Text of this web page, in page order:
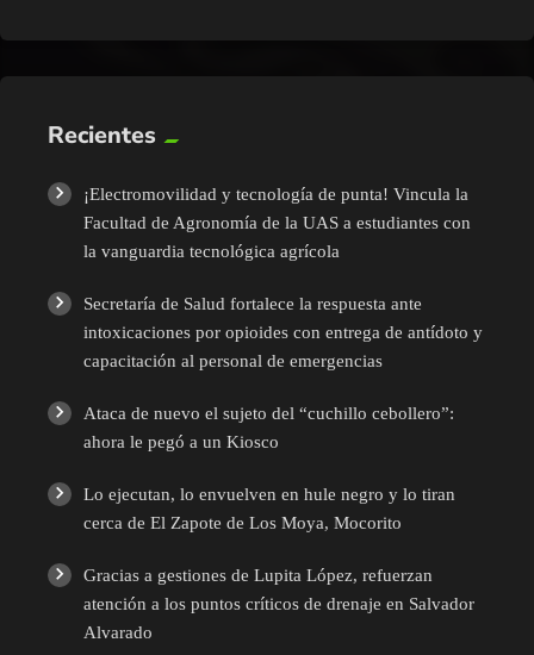
Recientes
¡Electromovilidad y tecnología de punta! Vincula la
Facultad de Agronomía de la UAS a estudiantes con
la vanguardia tecnológica agrícola
Secretaría de Salud fortalece la respuesta ante
intoxicaciones por opioides con entrega de antídoto y
capacitación al personal de emergencias
Ataca de nuevo el sujeto del “cuchillo cebollero”:
ahora le pegó a un Kiosco
Lo ejecutan, lo envuelven en hule negro y lo tiran
cerca de El Zapote de Los Moya, Mocorito
Gracias a gestiones de Lupita López, refuerzan
atención a los puntos críticos de drenaje en Salvador
Alvarado